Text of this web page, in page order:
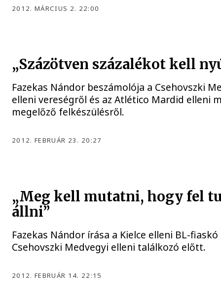
2012. MÁRCIUS 2. 22:00
„Százötven százalékot kell
Fazekas Nándor beszámolója a Csehovszki
elleni vereségről és az Atlético Mardid elleni
megelőző felkészülésről.
2012. FEBRUÁR 23. 20:27
„Meg kell mutatni, hogy fel
állni”
Fazekas Nándor írása a Kielce elleni BL-
Csehovszki Medvegyi elleni találkozó előtt.
2012. FEBRUÁR 14. 22:15